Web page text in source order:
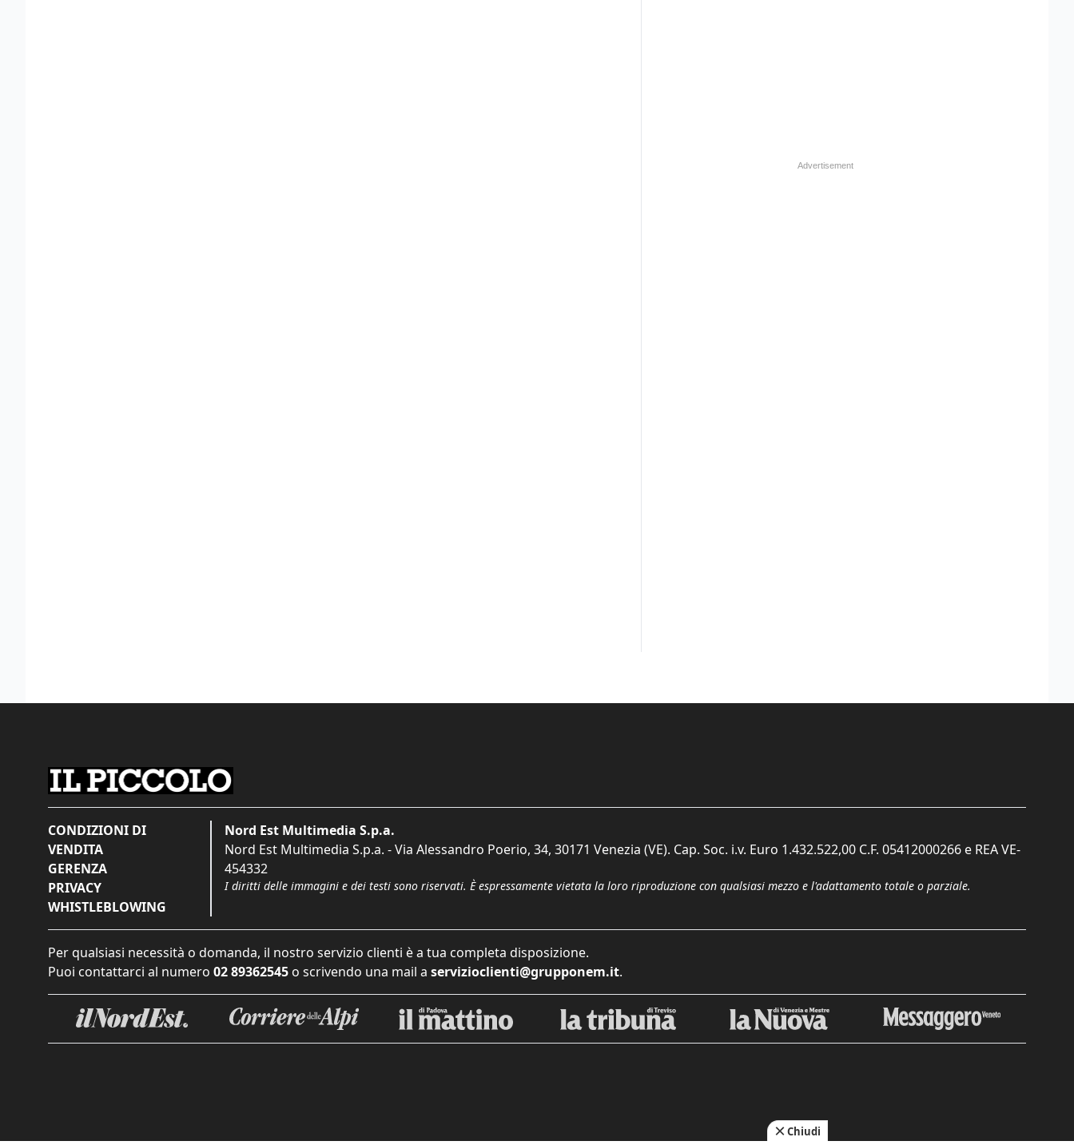
CONDIZIONI DI
VENDITA
GERENZA
PRIVACY
WHISTLEBLOWING
Nord Est Multimedia S.p.a.
Nord Est Multimedia S.p.a. - Via Alessandro Poerio, 34, 30171 Venezia (VE). Cap. Soc. i.v. Euro 1.432.522,00 C.F. 05412000266 e REA VE-
454332
I diritti delle immagini e dei testi sono riservati. È espressamente vietata la loro riproduzione con qualsiasi mezzo e l'adattamento totale o parziale.
Per qualsiasi necessità o domanda, il nostro servizio clienti è a tua completa disposizione.
Puoi contattarci al numero 02 89362545 o scrivendo una mail a servizioclienti@grupponem.it.
Chiudi